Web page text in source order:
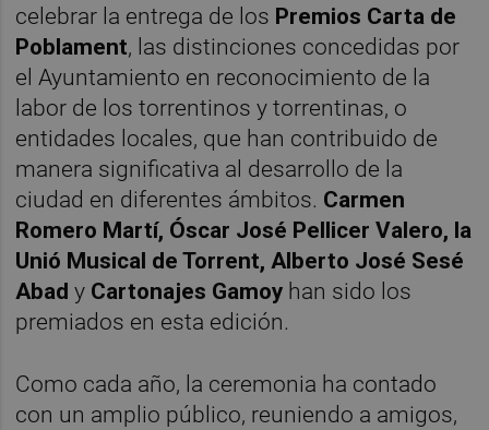
celebrar la entrega de los Premios Carta de
Poblament, las distinciones concedidas por
el Ayuntamiento en reconocimiento de la
labor de los torrentinos y torrentinas, o
entidades locales, que han contribuido de
manera significativa al desarrollo de la
ciudad en diferentes ámbitos. Carmen
Romero Martí, Óscar José Pellicer Valero, la
Unió Musical de Torrent, Alberto José Sesé
Abady Cartonajes Gamoy han sido los
premiados en esta edición.
Como cada año, la ceremonia ha contado
con un amplio público, reuniendo a amigos,